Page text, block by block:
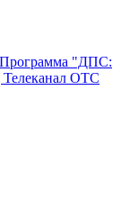
Программа "ДПС:
Телеканал ОТС